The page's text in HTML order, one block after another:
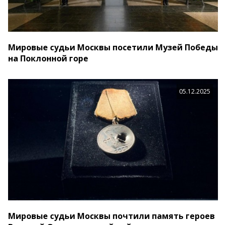
Мировые судьи Москвы посетили Музей Победы
на Поклонной горе
05.12.2025
Мировые судьи Москвы почтили память героев